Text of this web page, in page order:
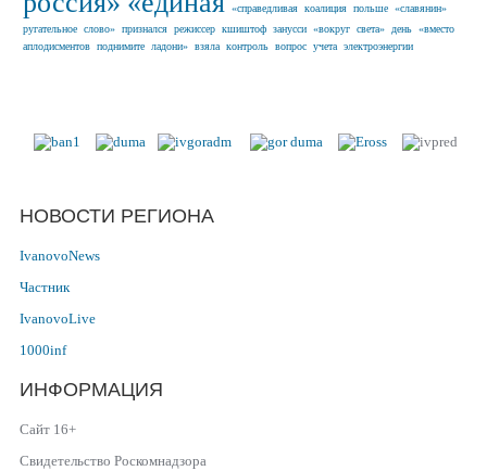
«справедливая коалиция польше «славянин»
ругательное слово» признался режиссер кшиштоф занусси «вокруг света» день «вместо
аплодисментов поднимите ладони» взяла контроль вопрос учета электроэнергии
НОВОСТИ РЕГИОНА
IvanovoNews
Частник
IvanovoLive
1000inf
ИНФОРМАЦИЯ
Сайт 16+
Свидетельство Роскомнадзора